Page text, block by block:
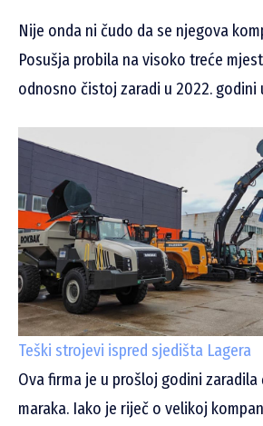
Nije onda ni čudo da se njegova
Posušja probila na visoko treće
odnosno čistoj zaradi u 2022. godini
Teški strojevi ispred sjedišta Lagera
Ova firma je u prošloj godini zaradila
maraka. Iako je riječ o velikoj